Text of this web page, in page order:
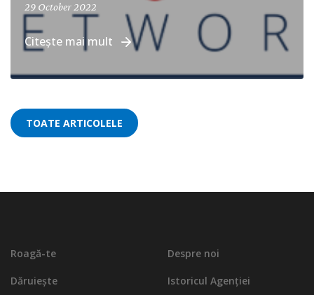
29 October 2022
Citește mai mult
TOATE ARTICOLELE
Roagă-te
Dăruiește
Despre noi
Istoricul Agenției